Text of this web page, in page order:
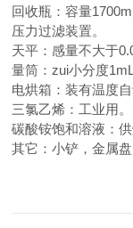
回收瓶：容量
压力过滤装置。
天平：感量不大于
量筒：zui小分度1mL
电烘箱：装有温度自
三氯乙烯：工业用。
碳酸铵饱和溶液：
其它：小铲，金属盘